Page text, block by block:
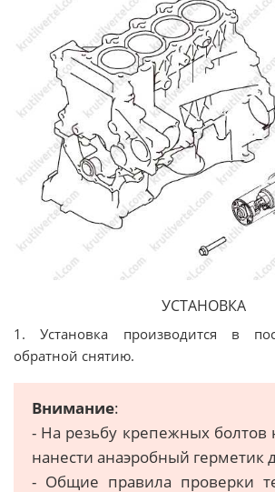
УСТАНОВКА
1. Установка производится в
обратной снятию.
Внимание:
- На резьбу крепежных болтов
нанести анаэробный герметик
- Общие правила проверки